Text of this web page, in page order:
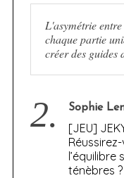
L'asymétrie
chaque partie
créer des guides
2. Sophie
[JEU]
l’équilibre
ténèbres ?